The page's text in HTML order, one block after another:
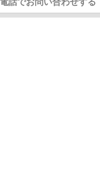
電話でお問い合わせする